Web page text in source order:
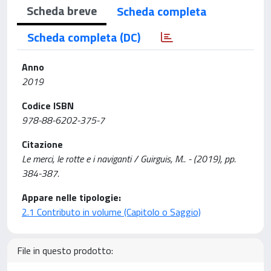
Scheda breve
Scheda completa
Scheda completa (DC)
Anno
2019
Codice ISBN
978-88-6202-375-7
Citazione
Le merci, le rotte e i naviganti / Guirguis, M.. - (2019), pp.
384-387.
Appare nelle tipologie:
2.1 Contributo in volume (Capitolo o Saggio)
File in questo prodotto: